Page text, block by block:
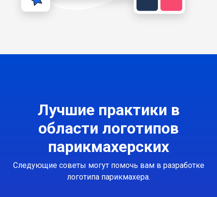
Лучшие практики в
области логотипов
парикмахерских
Следующие советы могут помочь вам в разработке
логотипа парикмахера.